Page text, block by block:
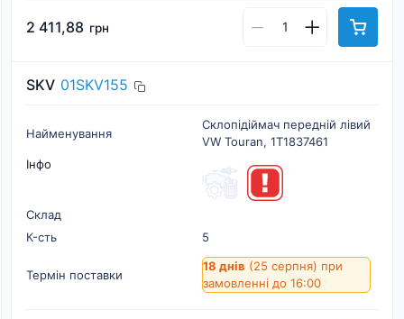
2 411,88 грн
SKV 01SKV155
Найменування
Склопідіймач передній лівий
VW Touran, 1T1837461
Інфо
Склад
К-cть
5
Термін поставки
18 днів (25 серпня) при
замовленні до 16:00